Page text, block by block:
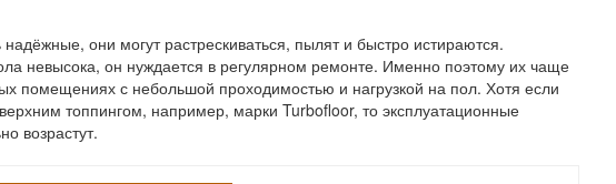
надёжные, они могут растрескиваться, пылят и быстро истираются.
невысока, он нуждается в регулярном ремонте. Именно поэтому их чаще
помещениях с небольшой проходимостью и нагрузкой на пол. Хотя если
топпингом, например, марки Turbofloor, то эксплуатационные
возрастут.